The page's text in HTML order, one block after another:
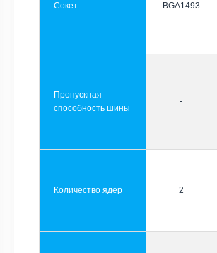
Сокет BGA1493
Пропускная
способность шины
-
Количество ядер 2